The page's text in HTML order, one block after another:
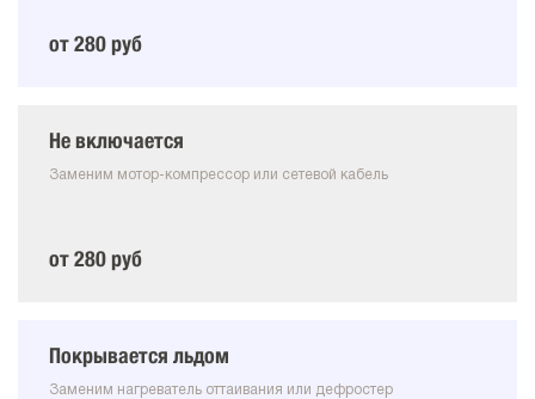
от 280 руб
Не включается
Заменим мотор-компрессор или сетевой кабель
от 280 руб
Покрывается льдом
Заменим нагреватель оттаивания или дефростер